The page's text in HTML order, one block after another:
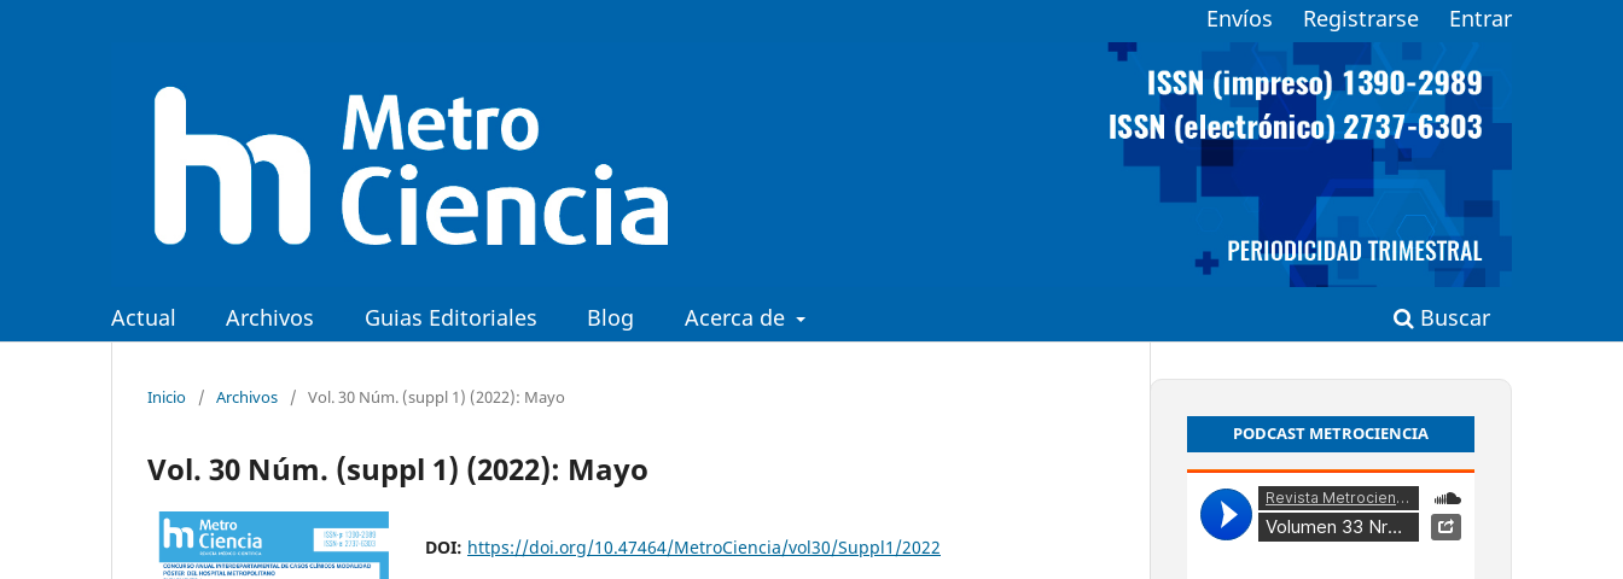
Actual Archivos Guias Editoriales Blog Acerca de Buscar
Envíos Registrarse Entrar
Inicio / Archivos / Vol. 30 Núm. (suppl 1) (2022): Mayo
Vol. 30 Núm. (suppl 1) (2022): Mayo
DOI: https://doi.org/10.47464/MetroCiencia/vol30/Suppl1/2022
PODCAST METROCIENCIA